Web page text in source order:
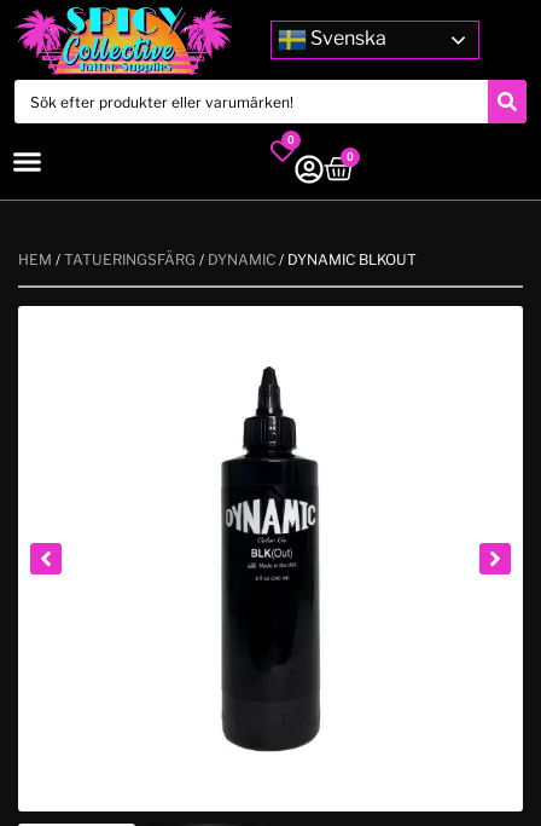
Svenska
0
0
HEM / TATUERINGSFÄRG / DYNAMIC / DYNAMIC BLKOUT